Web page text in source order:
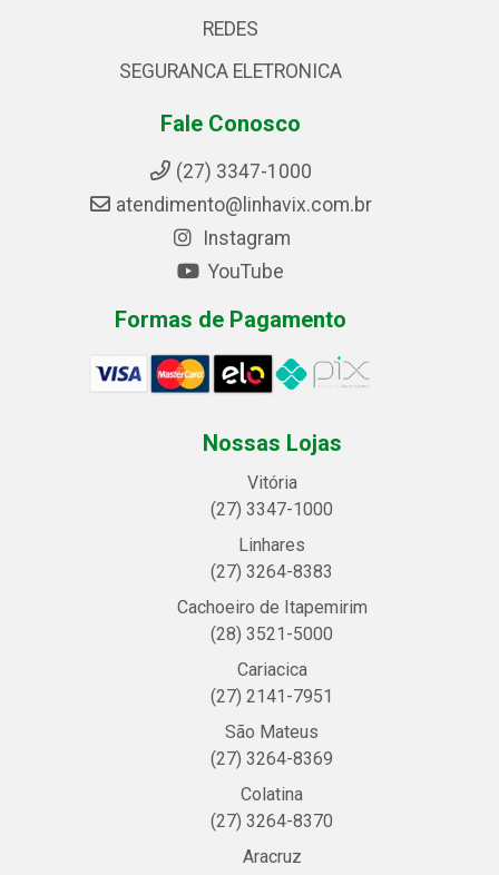
REDES
SEGURANCA ELETRONICA
Fale Conosco
(27) 3347-1000
atendimento@linhavix.com.br
Instagram
YouTube
Formas de Pagamento
Nossas Lojas
Vitória
(27) 3347-1000
Linhares
(27) 3264-8383
Cachoeiro de Itapemirim
(28) 3521-5000
Cariacica
(27) 2141-7951
São Mateus
(27) 3264-8369
Colatina
(27) 3264-8370
Aracruz